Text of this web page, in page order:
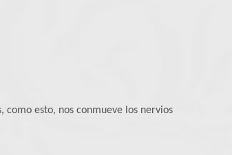
esto, nos conmueve los nervios